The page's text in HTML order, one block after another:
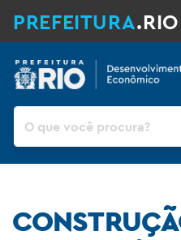
PREFEITURA.RIO
Pesquisar